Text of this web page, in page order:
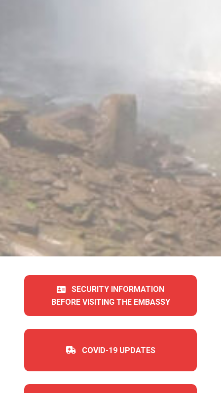
SECURITY INFORMATION
BEFORE VISITING THE EMBASSY
COVID-19 UPDATES